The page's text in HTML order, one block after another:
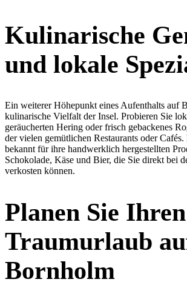
Kulinarische
und lokale
Ein weiterer Höhepunkt eines Aufenthalts auf
kulinarische Vielfalt der Insel. Probieren Sie
geräucherten Hering oder frisch gebackenes
der vielen gemütlichen Restaurants oder
bekannt für ihre handwerklich hergestellten
Schokolade, Käse und Bier, die Sie direkt bei
verkosten können.
Planen Sie Ihren
Traumurlaub
Bornholm